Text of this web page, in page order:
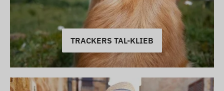
TRACKERS TAL-KLIEB